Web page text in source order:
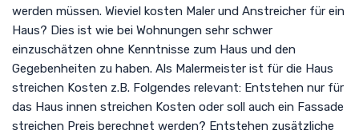
werden müssen. Wieviel kosten Maler und Anstreicher für ein
Haus? Dies ist wie bei Wohnungen sehr schwer
einzuschätzen ohne Kenntnisse zum Haus und den
Gegebenheiten zu haben. Als Malermeister ist für die Haus
streichen Kosten z.B. Folgendes relevant: Entstehen nur für
das Haus innen streichen Kosten oder soll auch ein Fassade
streichen Preis berechnet werden? Entstehen zusätzliche